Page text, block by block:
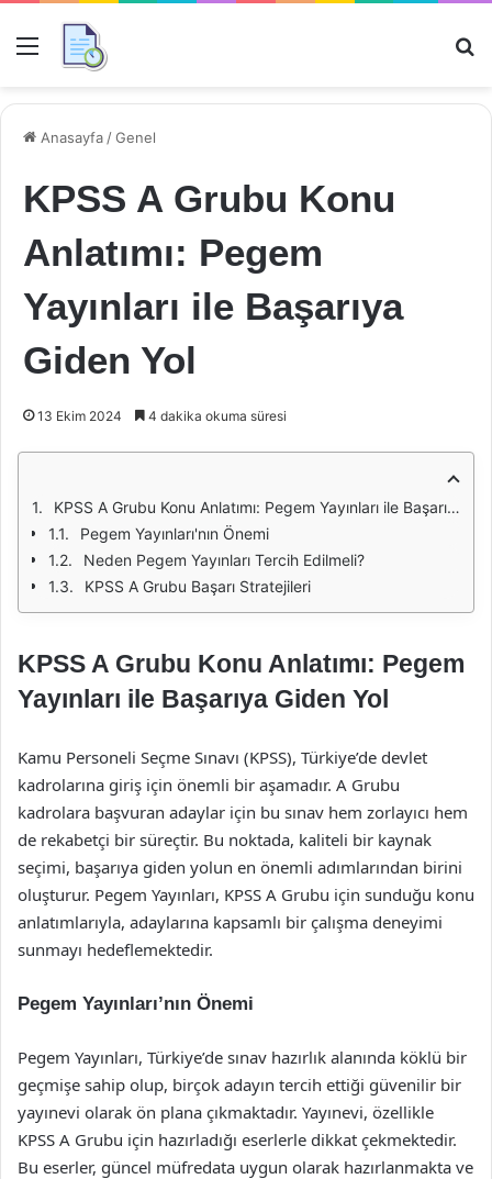
Menü
Anasayfa /Genel
KPSS A Grubu Konu
Anlatımı: Pegem
Yayınları ile Başarıya
Giden Yol
13 Ekim 2024 4 dakika okuma süresi
KPSS A Grubu Konu Anlatımı: Pegem Yayınları ile Başarıya Giden Yol
Pegem Yayınları'nın Önemi
Neden Pegem Yayınları Tercih Edilmeli?
KPSS A Grubu Başarı Stratejileri
KPSS A Grubu Konu Anlatımı: Pegem
Yayınları ile Başarıya Giden Yol
Kamu Personeli Seçme Sınavı (KPSS), Türkiye’de devlet
kadrolarına giriş için önemli bir aşamadır. A Grubu
kadrolara başvuran adaylar için bu sınav hem zorlayıcı hem
de rekabetçi bir süreçtir. Bu noktada, kaliteli bir kaynak
seçimi, başarıya giden yolun en önemli adımlarından birini
oluşturur. Pegem Yayınları, KPSS A Grubu için sunduğu konu
anlatımlarıyla, adaylarına kapsamlı bir çalışma deneyimi
sunmayı hedeflemektedir.
Pegem Yayınları’nın Önemi
Pegem Yayınları, Türkiye’de sınav hazırlık alanında köklü bir
geçmişe sahip olup, birçok adayın tercih ettiği güvenilir bir
yayınevi olarak ön plana çıkmaktadır. Yayınevi, özellikle
KPSS A Grubu için hazırladığı eserlerle dikkat çekmektedir.
Bu eserler, güncel müfredata uygun olarak hazırlanmakta ve